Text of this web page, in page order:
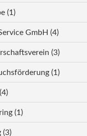
(1)
GmbH (4)
(3)
(1)
(4)
(1)
(3)